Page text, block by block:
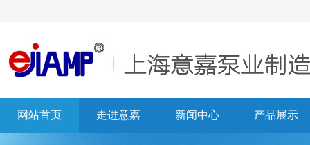
网站首页 走进意嘉 新闻中心 产品展示